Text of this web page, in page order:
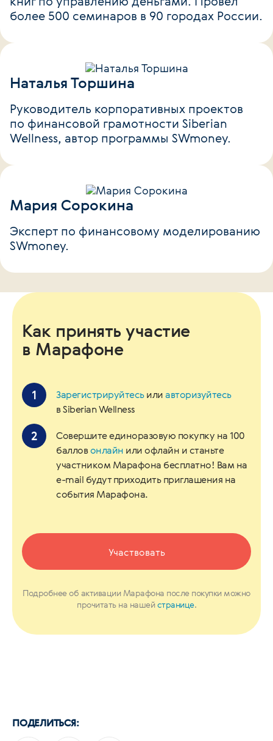
более 500 семинаров в 90 городах России.
Наталья Торшина
Руководитель корпоративных проектов
по финансовой грамотности Siberian
Wellness, автор программы SWmoney.
Мария Сорокина
Эксперт по финансовому моделированию
SWmoney.
Как принять участие
в Марафоне
Зарегистрируйтесьилиавторизуйтесь
в Siberian Wellness
Совершите единоразовую покупку на 100
балловонлайн или офлайн и станьте
участником Марафона бесплатно! Вам на
e-mail будут приходить приглашения на
события Марафона.
Участвовать
Подробнее об активации Марафона после покупки можно
прочитать на нашейстранице.
ПОДЕЛИТЬСЯ: